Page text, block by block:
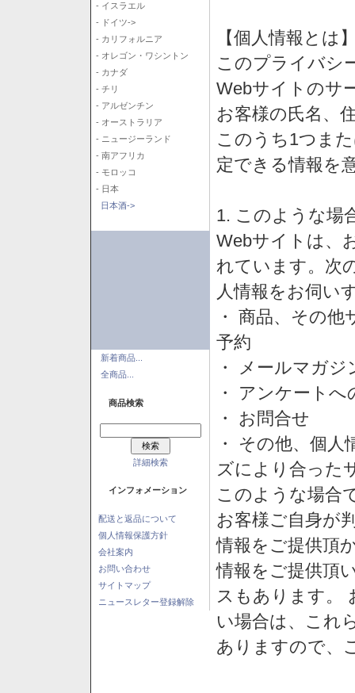
- イスラエル
- ドイツ->
- カリフォルニア
- オレゴン・ワシントン
- カナダ
- チリ
- アルゼンチン
- オーストラリア
- ニュージーランド
- 南アフリカ
- モロッコ
- 日本
日本酒->
新着商品...
全商品...
商品検索
詳細検索
インフォメーション
配送と返品について
個人情報保護方針
会社案内
お問い合わせ
サイトマップ
ニュースレター登録解除
【個人情報とは
このプライバシ
Webサイトのサ
お客様の氏名、
このうち1つま
定できる情報を
1. このような場
Webサイトは、
れています。次
人情報をお伺い
・ 商品、その
予約
・ メールマガ
・ アンケートへ
・ お問合せ
・ その他、個
ズにより合った
このような場合
お客様ご自身が
情報をご提供頂
情報をご提供頂
スもあります。
い場合は、これ
ありますので、